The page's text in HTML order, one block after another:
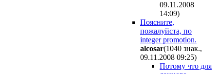
09.11.2008
14:09)
Поясните,
пожалуйста, по
integer promotion.
alcosar(1040 знак.,
09.11.2008 09:25)
Потому что для